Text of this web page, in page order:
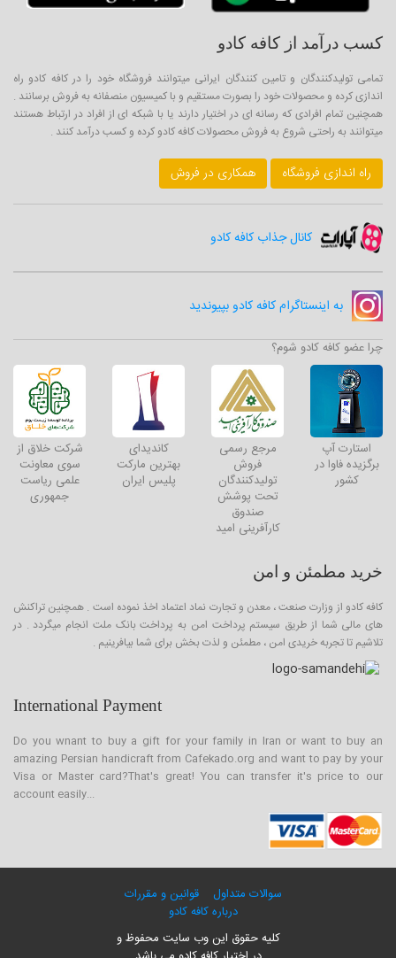
کسب درآمد از کافه کادو
تمامی تولیدکنندگان و تامین کنندگان ایرانی میتوانند فروشگاه خود را در کافه کادو راه
اندازی کرده و محصولات خود را بصورت مستقیم و با کمیسیون منصفانه به فروش برسانند .
همچنین تمام افرادی که رسانه ای در اختیار دارند یا با شبکه ای از افراد در ارتباط هستند
میتوانند به راحتی شروع به فروش محصولات کافه کادو کرده و کسب درآمد کنند .
راه اندازی فروشگاه همکاری در فروش
به اینستاگرام کافه کادو بپیوندید
کانال جذاب کافه کادو
چرا عضو کافه کادو شوم؟
استارت آپ
برگزیده فاوا در
کشور
مرجع رسمی
فروش
تولیدکنندگان
تحت پوشش
صندوق
کارآفرینی امید
کاندیدای
بهترین مارکت
پلیس ایران
شرکت خلاق از
سوی معاونت
علمی ریاست
جمهوری
خرید مطمئن و امن
کافه کادو از وزارت صنعت ، معدن و تجارت نماد اعتماد اخذ نموده است . همچنین تراکنش
های مالی شما از طریق سیستم پرداخت امن به پرداخت بانک ملت انجام میگردد . در
تلاشیم تا تجربه خریدی امن ، مطمئن و لذت بخش برای شما بیافرینیم .
International Payment
Do you wnant to buy a gift for your family in Iran or want to buy an
amazing Persian handicraft from Cafekado.org and want to pay by your
Visa or Master card?That's great! You can transfer it's price to our
account easily...
سوالات متداول
قوانین و مقررات
درباره کافه کادو
کلیه حقوق این وب سایت محفوظ و